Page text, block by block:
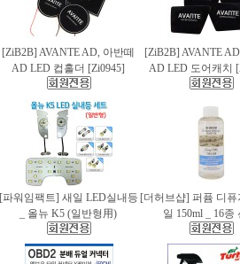
[ZiB2B] AVANTE AD, 아반떼
AD LED 컵홀더 [Zi0945]
[ZiB2B] AVANTE
AD LED 도어캐치
[파워임팩트] 새일 LED실내등
_ 올뉴 K5 (일반형用)
[더허브샵] 퍼퓸 디
일 150ml _ 16종